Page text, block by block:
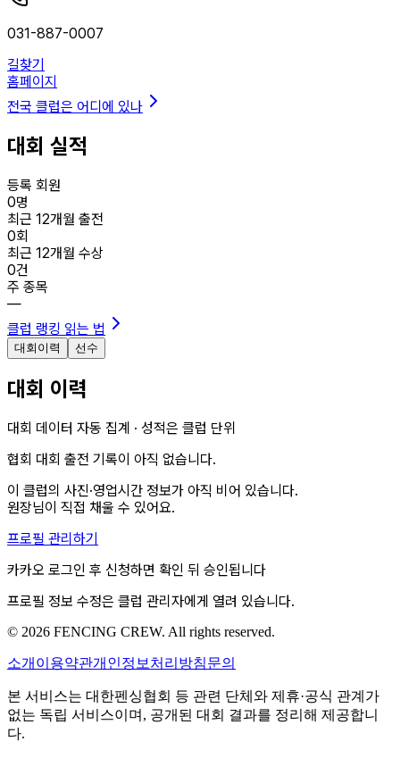
031-887-0007
길찾기
홈페이지
전국 클럽은 어디에 있나
대회 실적
등록 회원
0명
최근 12개월 출전
0회
최근 12개월 수상
0건
주 종목
—
클럽 랭킹 읽는 법
대회이력 선수
대회 이력
대회 데이터 자동 집계 · 성적은 클럽 단위
협회 대회 출전 기록이 아직 없습니다.
이 클럽의 사진·영업시간 정보가 아직 비어 있습니다.
원장님이 직접 채울 수 있어요.
프로필 관리하기
카카오 로그인 후 신청하면 확인 뒤 승인됩니다
프로필 정보 수정은 클럽 관리자에게 열려 있습니다.
© 2026 FENCING CREW. All rights reserved.
소개 이용약관개인정보처리방침문의
본 서비스는 대한펜싱협회 등 관련 단체와 제휴·공식 관계가
없는 독립 서비스이며, 공개된 대회 결과를 정리해 제공합니
다.